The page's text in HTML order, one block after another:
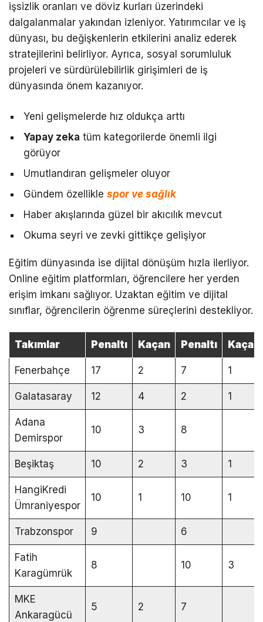
işsizlik oranları ve döviz kurları üzerindeki
dalgalanmalar yakından izleniyor. Yatırımcılar ve iş
dünyası, bu değişkenlerin etkilerini analiz ederek
stratejilerini belirliyor. Ayrıca, sosyal sorumluluk
projeleri ve sürdürülebilirlik girişimleri de iş
dünyasında önem kazanıyor.
Yeni gelişmelerde hız oldukça arttı
Yapay zeka tüm kategorilerde önemli ilgi
görüyor
Umutlandıran gelişmeler oluyor
Gündem özellikle spor ve sağlık
Haber akışlarında güzel bir akıcılık mevcut
Okuma seyri ve zevki gittikçe gelişiyor
Eğitim dünyasında ise dijital dönüşüm hızla ilerliyor.
Online eğitim platformları, öğrencilere her yerden
erişim imkanı sağlıyor. Uzaktan eğitim ve dijital
sınıflar, öğrencilerin öğrenme süreçlerini destekliyor.
Takımlar Penaltı Kaçan Penaltı Kaçan
Fenerbahçe 17 2 7 1
Galatasaray 12 4 2 1
Adana
Demirspor
10 3 8
Beşiktaş 10 2 3 1
HangiKredi
Ümraniyespor
10 1 10 1
Trabzonspor 9 6
Fatih
Karagümrük
8 10 3
MKE
Ankaragücü
5 2 7